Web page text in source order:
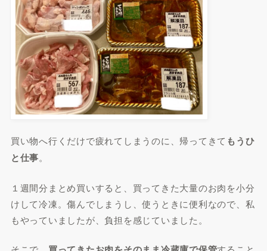
買い物へ行くだけで疲れてしまうのに、帰ってきて もうひ
と仕事。
１週間分まとめ買いすると、買ってきた大量のお肉を小分
けして冷凍。傷んでしまうし、使うときに便利なので、私
もやっていましたが、負担を感じていました。